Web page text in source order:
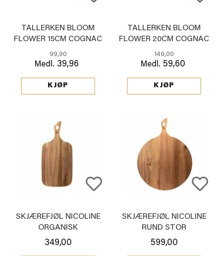
TALLERKEN BLOOM
FLOWER 15CM COGNAC
99,90
Medl. 39,96
KJØP
TALLERKEN BLOOM
FLOWER 20CM COGNAC
149,00
Medl. 59,60
KJØP
SKJÆREFJØL NICOLINE
ORGANISK
349,00
SKJÆREFJØL NICOLINE
RUND STOR
599,00